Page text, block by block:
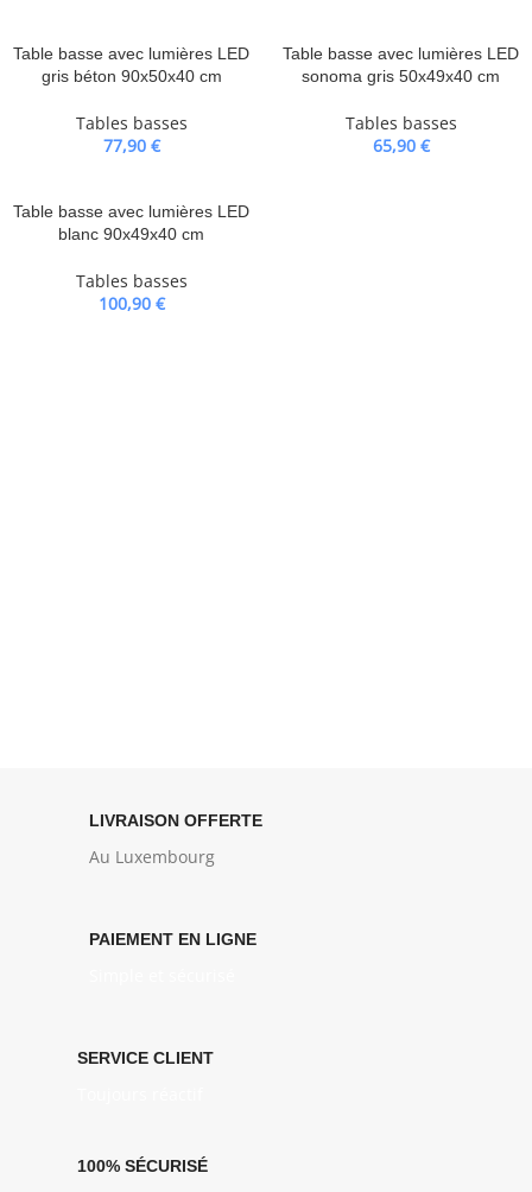
Table basse avec lumières LED
gris béton 90x50x40 cm
Tables basses
77,90 €
Table basse avec lumières LED
sonoma gris 50x49x40 cm
Tables basses
65,90 €
Table basse avec lumières LED
blanc 90x49x40 cm
Tables basses
100,90 €
LIVRAISON OFFERTE
Au Luxembourg
PAIEMENT EN LIGNE
SERVICE CLIENT
100% SÉCURISÉ